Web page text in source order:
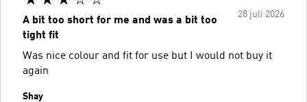
28 juli 2026
A bit too short for me and was a bit too
tight fit
Was nice colour and fit for use but I would not buy it
again
Shay